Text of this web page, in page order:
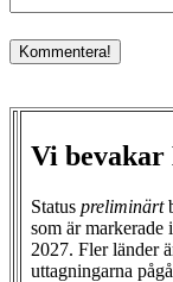
Vi bevakar
Status preliminärt
som är markerade i
2027. Fler länder
uttagningarna